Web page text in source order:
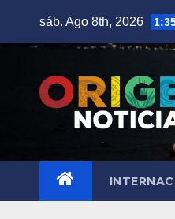
sáb. Ago 8th, 2026